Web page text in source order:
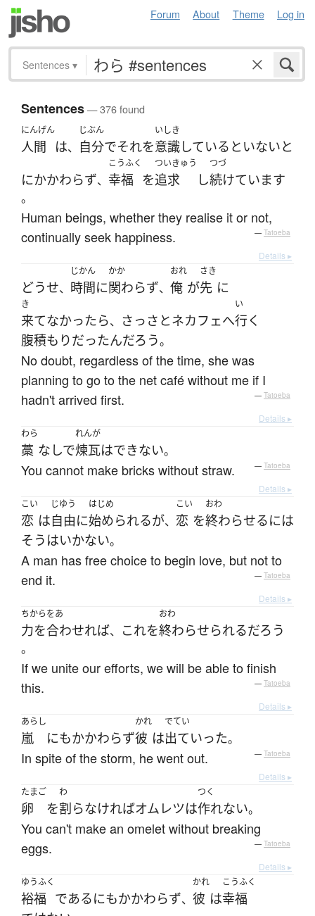
Forum About Theme Log in
Sentences ▾
Sentences— 376 found
にんげん
人間 は、
じぶん
自分でそれを
いしき
意識している といないと
にかかわらず、
こうふく
幸福 を
ついきゅう
追求 し
つづ
続けています
。
Human beings, whether they realise it or not,
continually seek happiness.
— Tatoeba
Details ▸
どうせ、
じかん
時間に
かか
関わらず、
おれ
俺 が
さき
先 に
き
来てなかったら、 さっさとネカフェへ
い
行く
腹積もりだったんだろう。
No doubt, regardless of the time, she was
planning to go to the net café without me if I
hadn't arrived first.
— Tatoeba
Details ▸
わら
藁 なしで
れんが
煉瓦はできない。
You cannot make bricks without straw. — Tatoeba
Details ▸
こい
恋 は
じゆう
自由に
はじめ
始められるが、
こい
恋 を
おわ
終わらせるには
そう はいかない。
A man has free choice to begin love, but not to
end it.
— Tatoeba
Details ▸
ちからをあ
力を合わせれば、 これを
おわ
終わらせられるだろう
。
If we unite our efforts, we will be able to finish
this.
— Tatoeba
Details ▸
あらし
嵐 にもかかわらず
かれ
彼 は
でてい
出ていった。
In spite of the storm, he went out. — Tatoeba
Details ▸
たまご
卵 を
わ
割らなければオムレツは
つく
作れない。
You can't make an omelet without breaking
eggs.
— Tatoeba
Details ▸
ゆうふく
裕福 であるにもかかわらず、
かれ
彼 は
こうふく
幸福